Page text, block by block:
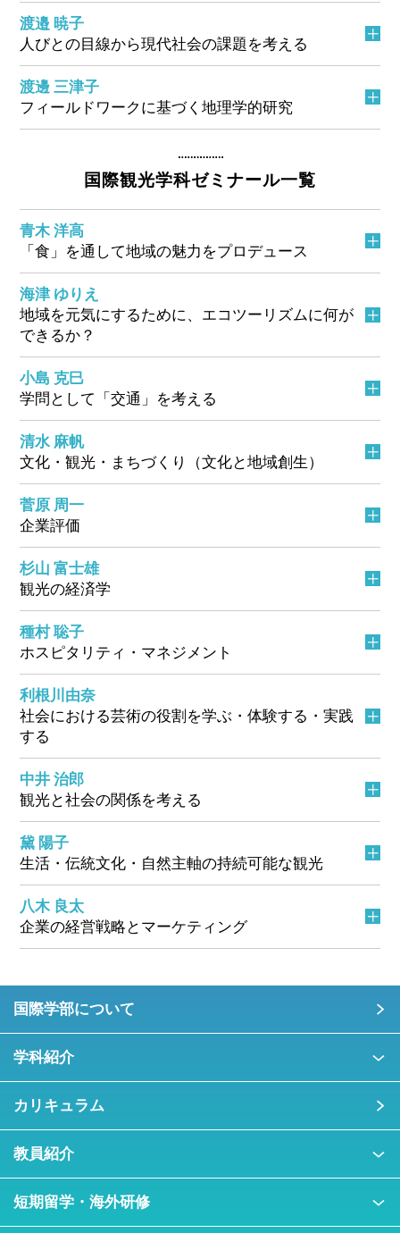
渡邉 暁子
人びとの目線から現代社会の課題を考える
渡邊 三津子
フィールドワークに基づく地理学的研究
国際観光学科ゼミナール一覧
青木 洋高
「食」を通して地域の魅力をプロデュース
海津 ゆりえ
地域を元気にするために、エコツーリズムに何が
できるか？
小島 克巳
学問として「交通」を考える
清水 麻帆
文化・観光・まちづくり（文化と地域創生）
菅原 周一
企業評価
杉山 富士雄
観光の経済学
種村 聡子
ホスピタリティ・マネジメント
利根川由奈
社会における芸術の役割を学ぶ・体験する・実践
する
中井 治郎
観光と社会の関係を考える
黛 陽子
生活・伝統文化・自然主軸の持続可能な観光
八木 良太
企業の経営戦略とマーケティング
国際学部について
学科紹介
カリキュラム
教員紹介
短期留学・海外研修